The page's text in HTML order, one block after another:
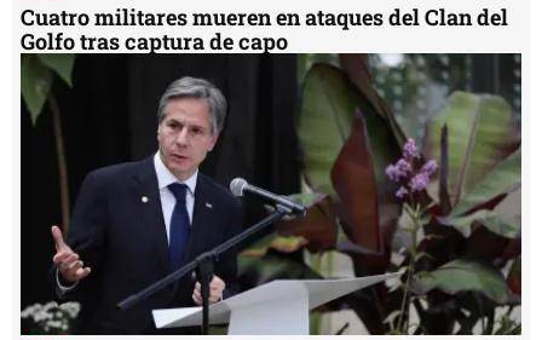
Cuatro militares mueren en ataques del Clan del
Golfo tras captura de capo